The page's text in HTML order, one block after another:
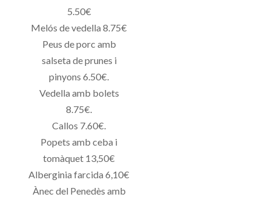
5.50€
Melós de vedella 8.75€
Peus de porc amb
salseta de prunes i
pinyons 6.50€.
Vedella amb bolets
8.75€.
Callos 7.60€.
Popets amb ceba i
tomàquet 13,50€
Alberginia farcida 6,10€
Ànec del Penedès amb